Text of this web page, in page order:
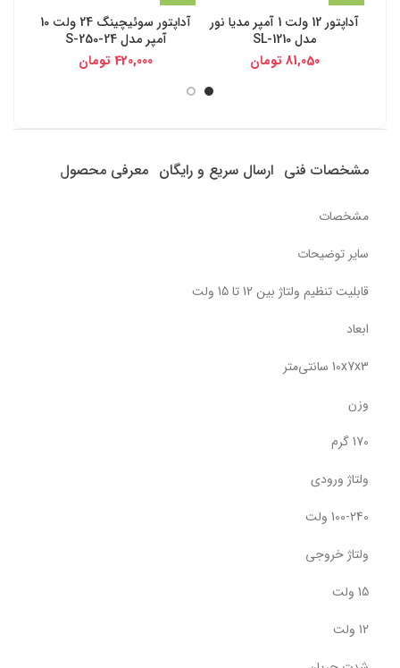
آداپتور 12 ولت 1 آمپر مدیا نور
مدل SL-1210
81,050 تومان
آداپتور سوئیچینگ 24 ولت 10
آمپر مدل S-250-24
420,000 تومان
مشخصات فنی ارسال سریع و رایگان معرفی محصول
مشخصات
سایر توضیحات
قابلیت تنظیم ولتاژ بین 12 تا 15 ولت
ابعاد
10x7x3 سانتی‌متر
وزن
170 گرم
ولتاژ ورودی
100-240 ولت
ولتاژ خروجی
15 ولت
12 ولت